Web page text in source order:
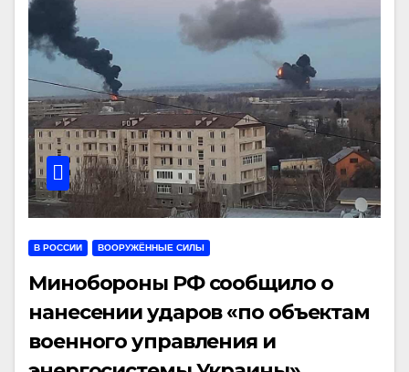
В РОССИИ ВООРУЖЁННЫЕ СИЛЫ
Минобороны РФ сообщило о
нанесении ударов «по объектам
военного управления и